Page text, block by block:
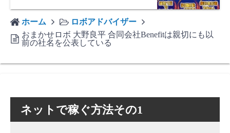
ホーム
ロボアドバイザー
おまかせロボ 大野良平 合同会社Benefitは親切にも以
前の社名を公表している
ネットで稼ぐ方法その1